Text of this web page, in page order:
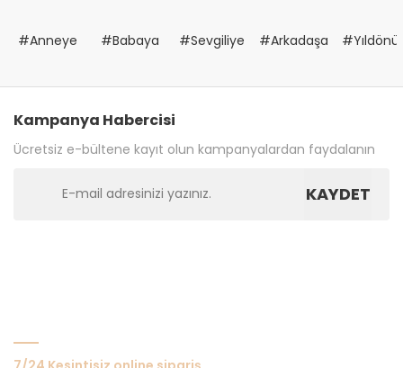
#Anneye #Babaya #Sevgiliye #Arkadaşa
Kampanya Habercisi
Ücretsiz e-bültene kayıt olun kampanyalardan faydalanın
KAYDET